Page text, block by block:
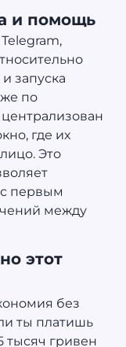
и помощь
запуска
по
где их
Это
первым
между
этот
без
ты платишь
тысяч гривен